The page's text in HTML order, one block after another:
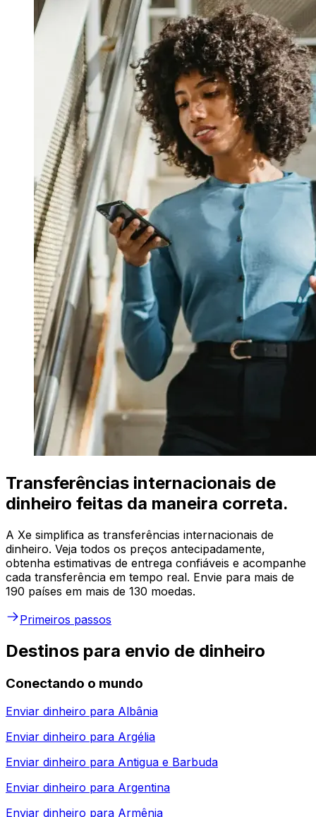
Transferências internacionais de
dinheiro feitas da maneira correta.
A Xe simplifica as transferências internacionais de
dinheiro. Veja todos os preços antecipadamente,
obtenha estimativas de entrega confiáveis e acompanhe
cada transferência em tempo real. Envie para mais de
190 países em mais de 130 moedas.
Primeiros passos
Destinos para envio de dinheiro
Conectando o mundo
Enviar dinheiro para Albânia
Enviar dinheiro para Argélia
Enviar dinheiro para Antigua e Barbuda
Enviar dinheiro para Argentina
Enviar dinheiro para Armênia